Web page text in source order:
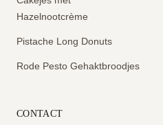
Hazelnootcrème
Pistache Long Donuts
Rode Pesto Gehaktbroodjes
CONTACT